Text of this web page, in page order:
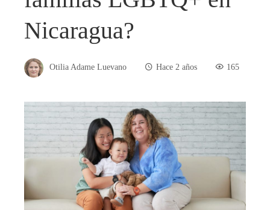
Nicaragua?
Otilia Adame Luevano Hace 2 años 165